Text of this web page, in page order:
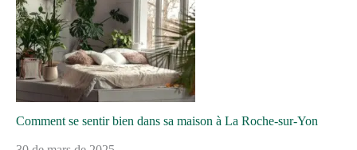
Comment se sentir bien dans sa maison à La Roche-sur-Yon